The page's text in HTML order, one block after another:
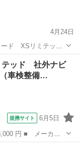
4月24日
スマ
ダ...
車両
テッド 社外ナビ
車検整備…
提携サイト 6月5日
ード名： リミテ
気量： 660cc ■ ド